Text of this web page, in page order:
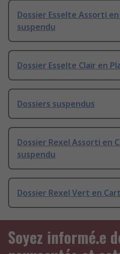
Dossier Esselte Assorti
suspendu
Dossier Esselte Clair en
Dossiers suspendus
Dossier Rexel Assorti en
suspendu
Dossier Rexel Vert en
Soyez informé.e